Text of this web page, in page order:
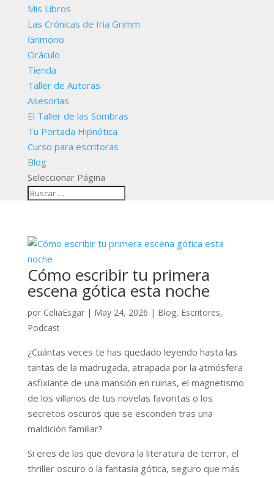
Mis Libros
Las Crónicas de Iria Grimm
Grimorio
Oráculo
Tienda
Taller de Autoras
Asesorías
El Taller de las Sombras
Tu Portada Hipnótica
Curso para escritoras
Blog
Seleccionar Página
Cómo escribir tu primera
escena gótica esta noche
por CeliaEsgar| May 24, 2026 | Blog, Escritores,
Podcast
¿Cuántas veces te has quedado leyendo hasta las
tantas de la madrugada, atrapada por la atmósfera
asfixiante de una mansión en ruinas, el magnetismo
de los villanos de tus novelas favoritas o los
secretos oscuros que se esconden tras una
maldición familiar?
Si eres de las que devora la literatura de terror, el
thriller oscuro o la fantasía gótica, seguro que más